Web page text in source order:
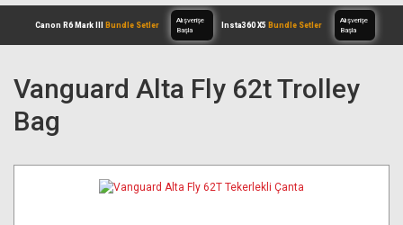
Vanguard Alta Fly 62t Trolley
Bag